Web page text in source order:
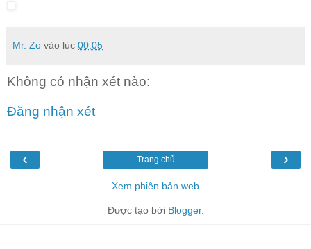
Mr. Zo vào lúc 00:05
Không có nhận xét nào:
Đăng nhận xét
‹ ›
Trang chủ
Xem phiên bản web
Được tạo bởi Blogger.